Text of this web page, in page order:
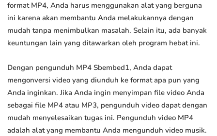
format MP4, Anda harus menggunakan alat yang berguna
ini karena akan membantu Anda melakukannya dengan
mudah tanpa menimbulkan masalah. Selain itu, ada banyak
keuntungan lain yang ditawarkan oleh program hebat ini.
Dengan pengunduh MP4 Sbembed1, Anda dapat
mengonversi video yang diunduh ke format apa pun yang
Anda inginkan. Jika Anda ingin menyimpan file video Anda
sebagai file MP4 atau MP3, pengunduh video dapat dengan
mudah menyelesaikan tugas ini. Pengunduh video MP4
adalah alat yang membantu Anda mengunduh video musik.